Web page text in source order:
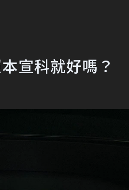
宣科就好嗎？